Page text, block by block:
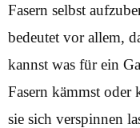
Fasern selbst
bedeutet vor allem,
kannst was für ein
Fasern kämmst oder
sie sich verspinnen